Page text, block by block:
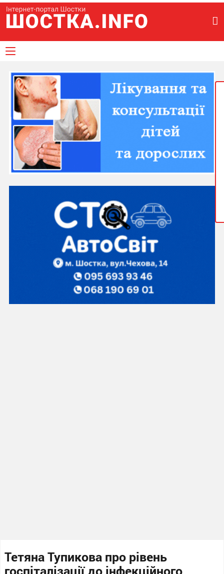
Тетяна Тупикова про рівень
госпіталізації до інфекційного